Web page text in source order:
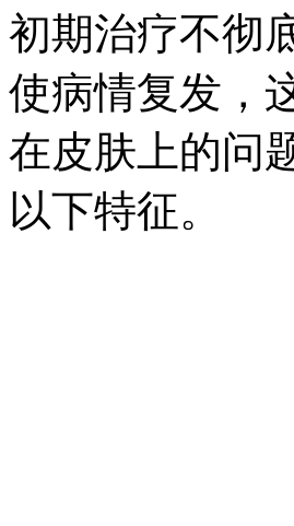
初期治疗不彻
使病情复发，
在皮肤上的问
以下特征。